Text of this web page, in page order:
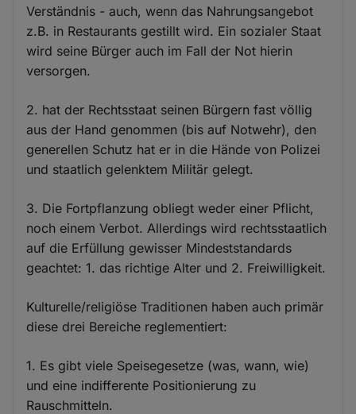
Verständnis - auch, wenn das Nahrungsangebot
z.B. in Restaurants gestillt wird. Ein sozialer Staat
wird seine Bürger auch im Fall der Not hierin
versorgen.
2. hat der Rechtsstaat seinen Bürgern fast völlig
aus der Hand genommen (bis auf Notwehr), den
generellen Schutz hat er in die Hände von Polizei
und staatlich gelenktem Militär gelegt.
3. Die Fortpflanzung obliegt weder einer Pflicht,
noch einem Verbot. Allerdings wird rechtsstaatlich
auf die Erfüllung gewisser Mindeststandards
geachtet: 1. das richtige Alter und 2. Freiwilligkeit.
Kulturelle/religiöse Traditionen haben auch primär
diese drei Bereiche reglementiert:
1. Es gibt viele Speisegesetze (was, wann, wie)
und eine indifferente Positionierung zu
Rauschmitteln.